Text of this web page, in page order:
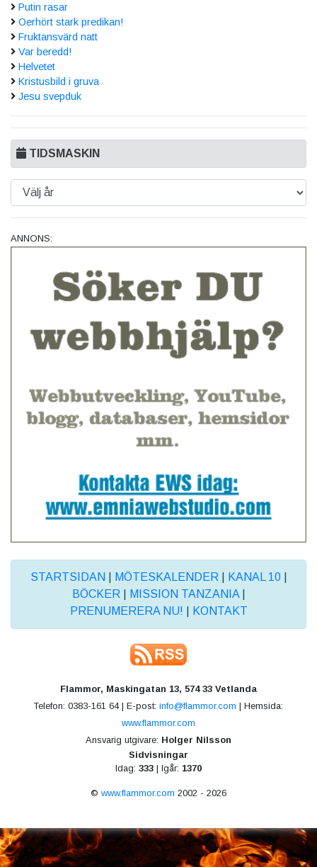
Putin rasar
Oerhört stark predikan!
Fruktansvärd natt
Var beredd!
Helvetet
Kristusbild i gruva
Jesu svepduk
TIDSMASKIN
ANNONS:
STARTSIDAN MÖTESKALENDER KANAL 10|
BÖCKER
MISSION TANZANIA|
PRENUMERERA NU!
KONTAKT
Flammor, Maskingatan 13, 574 33 Vetlanda
Telefon: 0383-161 64 | E-post: info@flammor.com | Hemsida:
www.flammor.com
Ansvarig utgivare: Holger Nilsson
Sidvisningar
Idag: 333 | Igår: 1370
© www.flammor.com 2002 - 2026